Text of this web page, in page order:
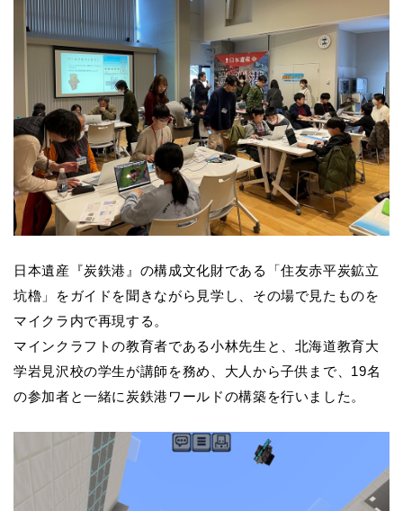
日本遺産『炭鉄港』の構成文化財である「住友赤平炭鉱立
坑櫓」をガイドを聞きながら見学し、その場で見たものを
マイクラ内で再現する。
マインクラフトの教育者である小林先生と、北海道教育大
学岩見沢校の学生が講師を務め、大人から子供まで、19名
の参加者と一緒に炭鉄港ワールドの構築を行いました。